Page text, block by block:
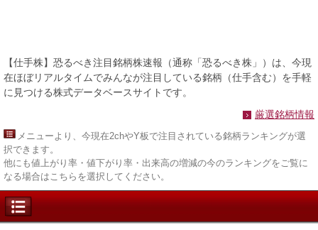
【仕手株】恐るべき注目銘柄株速報（通称「恐るべき株」）は、今現
在ほぼリアルタイムでみんなが注目している銘柄（仕手含む）を手軽
に見つける株式データベースサイトです。
厳選銘柄情報
メニューより、今現在2chやY板で注目されている銘柄ランキングが選
択できます。
他にも値上がり率・値下がり率・出来高の増減の今のランキングをご覧に
なる場合はこちらを選択してください。